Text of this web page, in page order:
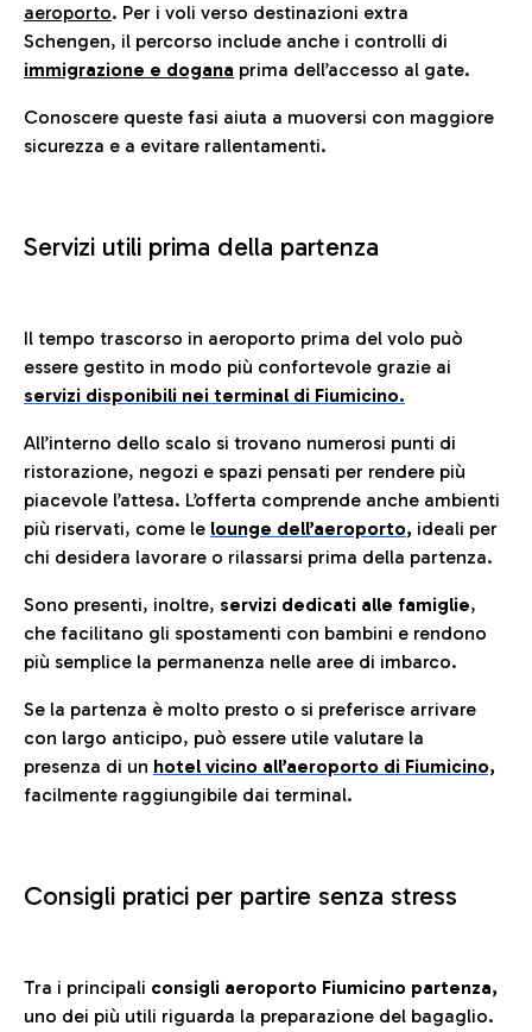
aeroporto. Per i voli verso destinazioni extra
Schengen, il percorso include anche i controlli di
immigrazione e dogana prima dell’accesso al gate.
Conoscere queste fasi aiuta a muoversi con maggiore
sicurezza e a evitare rallentamenti.
Servizi utili prima della partenza
Il tempo trascorso in aeroporto prima del volo può
essere gestito in modo più confortevole grazie ai
servizi disponibili nei terminal di Fiumicino.
All’interno dello scalo si trovano numerosi punti di
ristorazione, negozi e spazi pensati per rendere più
piacevole l’attesa. L’offerta comprende anche ambienti
più riservati, come le lounge dell’aeroporto, ideali per
chi desidera lavorare o rilassarsi prima della partenza.
Sono presenti, inoltre, servizi dedicati alle famiglie,
che facilitano gli spostamenti con bambini e rendono
più semplice la permanenza nelle aree di imbarco.
Se la partenza è molto presto o si preferisce arrivare
con largo anticipo, può essere utile valutare la
presenza di un hotel vicino all’aeroporto di Fiumicino,
facilmente raggiungibile dai terminal.
Consigli pratici per partire senza stress
Tra i principali consigli aeroporto Fiumicino partenza,
uno dei più utili riguarda la preparazione del bagaglio.